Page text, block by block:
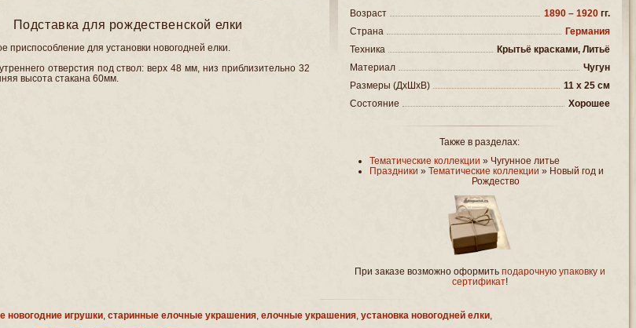
Подставка для рождественской елки
приспособление для установки новогодней елки.
отверстия под ствол: верх 48 мм, низ приблизительно 32
высота стакана 60мм.
Возраст 1890 – 1920 гг.
Страна
Германия
Техника
Крытьё красками, Литьё
Материал
Чугун
Размеры (ДxШxВ)
11 x 25 см
Состояние
Хорошее
Также в разделах:
Тематические коллекции » Чугунное литье
Праздники » Тематические коллекции » Новый год и
Рождество
При заказе возможно оформить подарочную упаковку и
сертификат!
новогодние игрушки, старинные елочные украшения, елочные украшения, установка новогодней елки,